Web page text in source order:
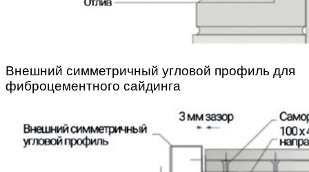
Внешний симметричный угловой профиль для
фиброцементного сайдинга